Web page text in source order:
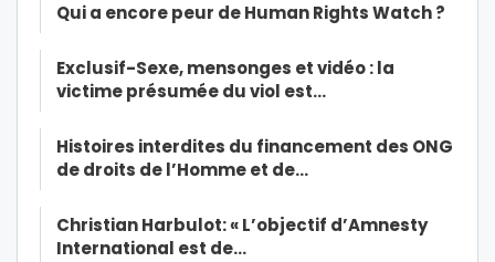
Qui a encore peur de Human Rights Watch ?
Exclusif-Sexe, mensonges et vidéo : la
victime présumée du viol est…
Histoires interdites du financement des ONG
de droits de l’Homme et de…
Christian Harbulot: « L’objectif d’Amnesty
International est de…